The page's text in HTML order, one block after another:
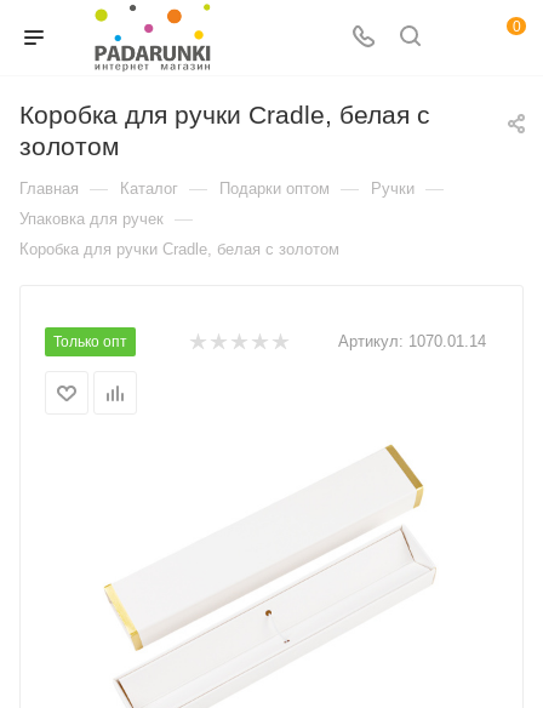
0
Коробка для ручки Cradle, белая с
золотом
Главная — Каталог — Подарки оптом — Ручки —
Упаковка для ручек —
Коробка для ручки Cradle, белая с золотом
Только опт Артикул: 1070.01.14